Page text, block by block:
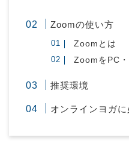
Zoomの使い方
Zoomとは
ZoomをPC
推奨環境
オンラインヨガ